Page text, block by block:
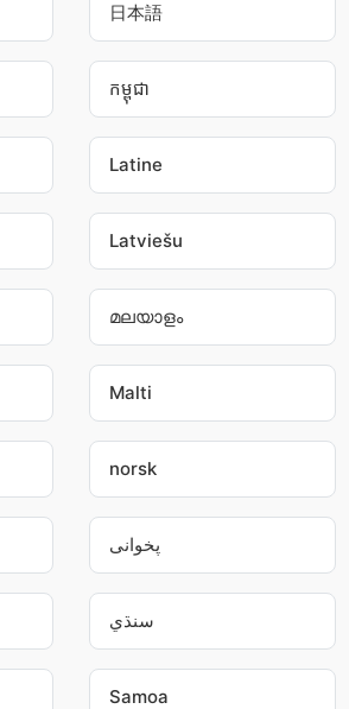
日本語
កម្ពុជា
Latine
Latviešu
മലയാളം
Malti
norsk
پخوانی
سنڌي
Samoa